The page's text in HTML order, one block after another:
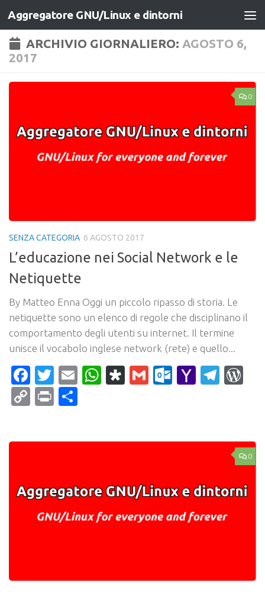
Salta al contenuto
Aggregatore GNU/Linux e dintorni
ARCHIVIO GIORNALIERO: AGOSTO 6,
2017
0
SENZA CATEGORIA 6 AGOSTO 2017
L’educazione nei Social Network e le
Netiquette
By Matteo Enna Oggi un piccolo ripasso di storia. Le
netiquette sono un elenco di regole che disciplinano il
comportamento degli utenti su internet. Il termine
unisce il vocabolo inglese network (rete) e quello...
Facebook
Twitter
EmailWhatsApp
Diaspora
Gmail Yahoo
CopyPrint
0